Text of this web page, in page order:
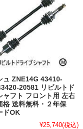
ュ ZNE14G 43410-
20581 リビルトド
ャフト フロント用 左右
格 送料無料・２年保
ドOK
¥25,740(税込)